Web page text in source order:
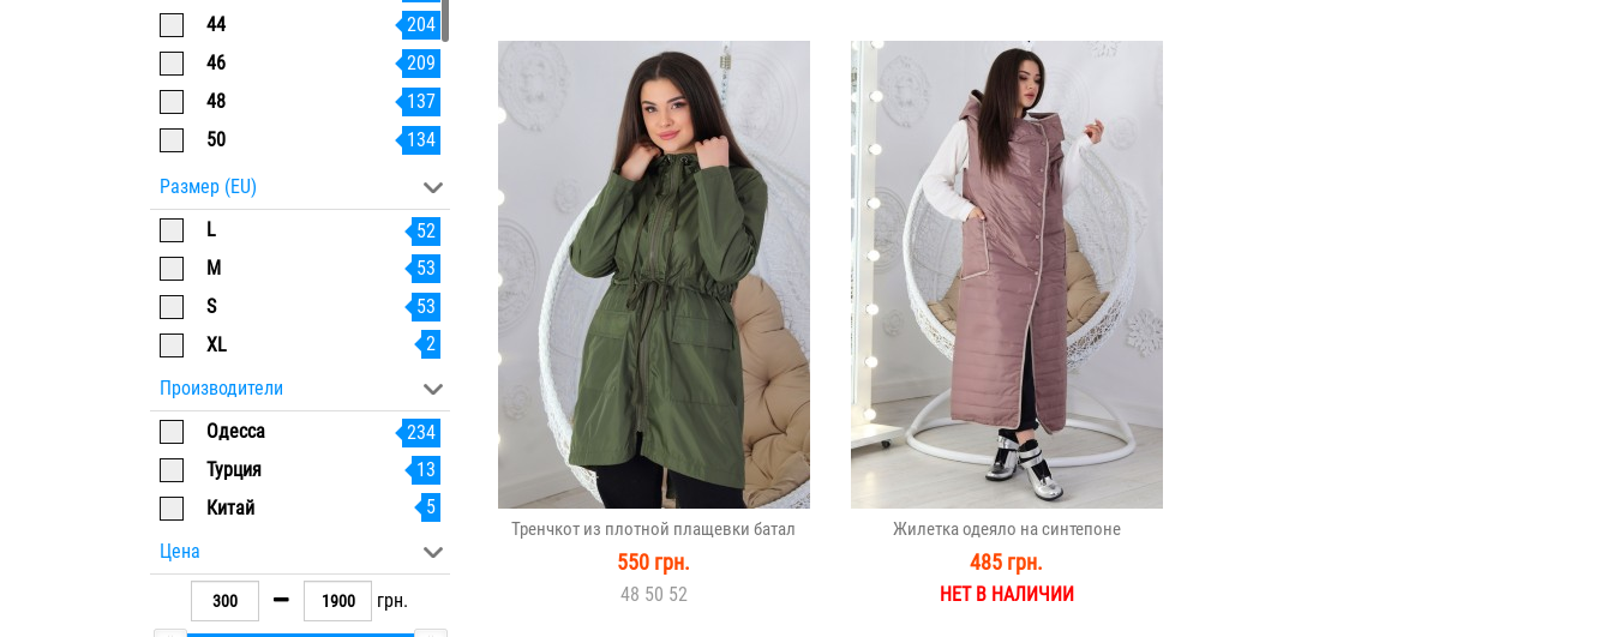
44
204
46
209
48
137
50
134
52
133
54
113
56
102
58
52
60
33
64
15
66
11
Размер (EU)
L
52
M
53
S
53
XL
2
Производители
Одесса
234
Турция
13
Китай
5
Цена
грн.
Тренчкот из плотной плащевки батал
550 грн.
48 50 52
Жилетка одеяло на синтепоне
485 грн.
НЕТ В НАЛИЧИИ